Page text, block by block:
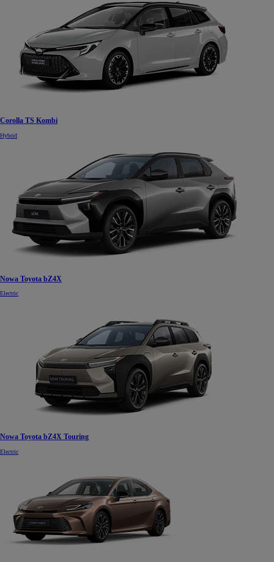
Corolla TS Kombi
Hybrid
Nowa Toyota bZ4X
Electric
Nowa Toyota bZ4X Touring
Electric